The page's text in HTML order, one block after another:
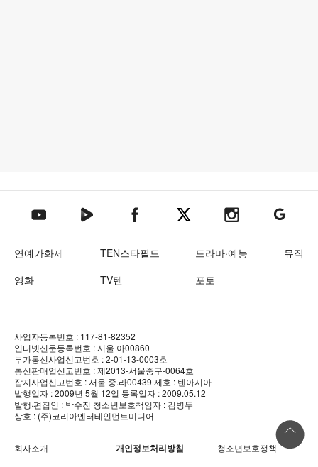
텐아시아 유튜브텐아시아 네이버TV텐아시아 페이스북텐아시아 엑스텐아시아 인스타그램
텐아시아
연예가화제 TEN스타필드 드라마·예능
뮤직
영화
TV텐 포토
사업자등록번호 : 117-81-82352
인터넷신문등록번호 : 서울 아00860
부가통신사업신고번호 : 2-01-13-0003호
통신판매업신고번호 : 제2013-서울중구-0064호
잡지사업신고번호 : 서울 중.라00439 제호 : 텐아시아
발행일자 : 2009년 5월 12일 등록일자 : 2009.05.12
발행·편집인 : 박수진 청소년보호책임자 : 김병두
상호 : (주)코리아엔터테인먼트미디어
회사소개 개인정보처리방침
청소년보호정책
상단 바로